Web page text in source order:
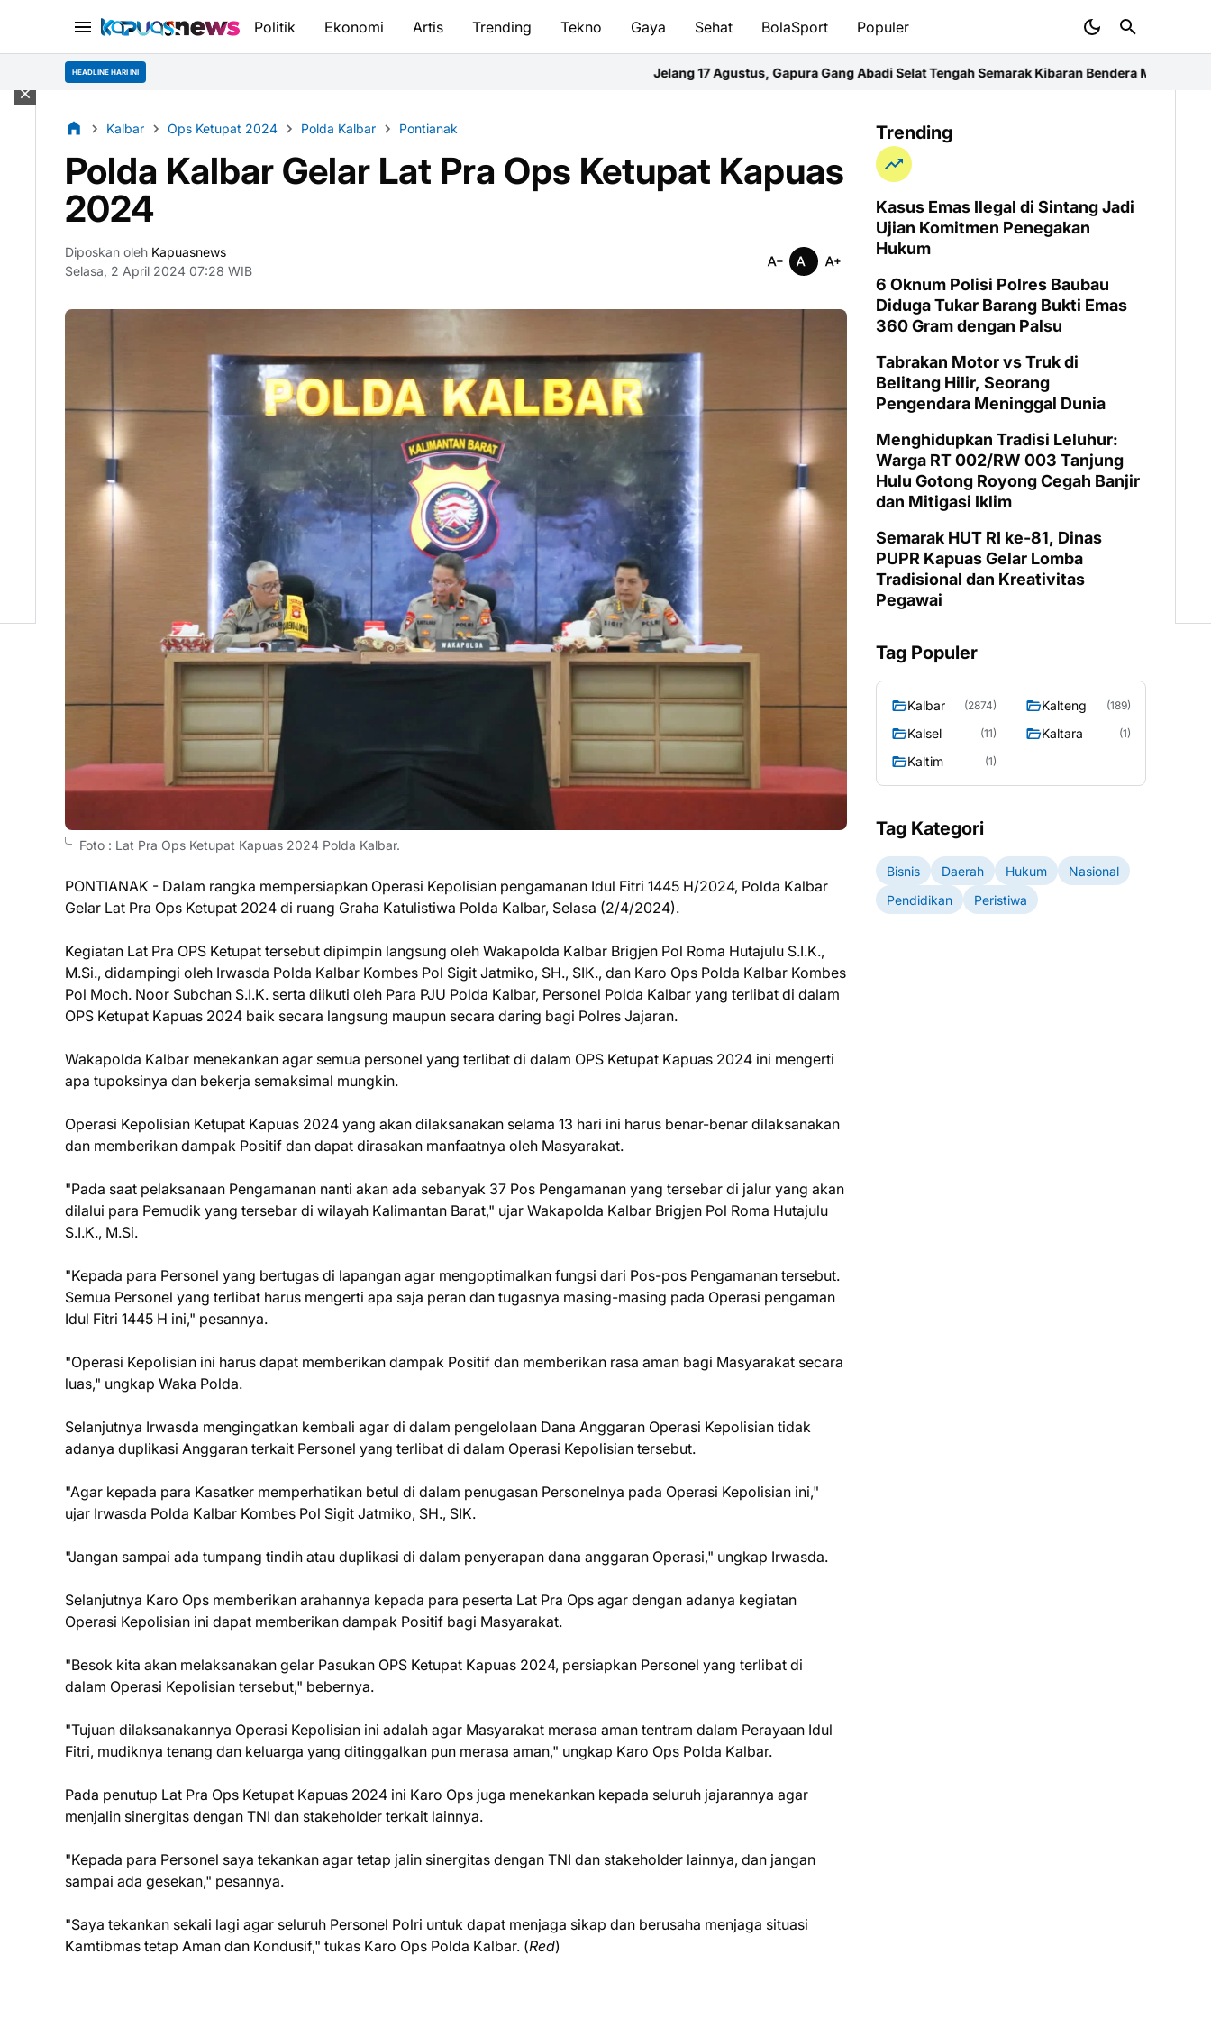
Politik Ekonomi Artis Trending Tekno Gaya Sehat BolaSport Populer
HEADLINE HARI INI Jelang 17 Agustus, Gapura Gang Abadi Selat Tengah Semarak Kibaran Bendera Merah PutihPolsek Kubu Raya
Kalbar Ops Ketupat 2024 Polda Kalbar Pontianak
Polda Kalbar Gelar Lat Pra Ops Ketupat Kapuas
2024
Diposkan oleh Kapuasnews
Selasa, 2 April 2024 07:28 WIB
Foto : Lat Pra Ops Ketupat Kapuas 2024 Polda Kalbar.
PONTIANAK - Dalam rangka mempersiapkan Operasi Kepolisian pengamanan Idul Fitri 1445 H/2024, Polda Kalbar
Gelar Lat Pra Ops Ketupat 2024 di ruang Graha Katulistiwa Polda Kalbar, Selasa (2/4/2024).
Kegiatan Lat Pra OPS Ketupat tersebut dipimpin langsung oleh Wakapolda Kalbar Brigjen Pol Roma Hutajulu S.I.K.,
M.Si., didampingi oleh Irwasda Polda Kalbar Kombes Pol Sigit Jatmiko, SH., SIK., dan Karo Ops Polda Kalbar Kombes
Pol Moch. Noor Subchan S.I.K. serta diikuti oleh Para PJU Polda Kalbar, Personel Polda Kalbar yang terlibat di dalam
OPS Ketupat Kapuas 2024 baik secara langsung maupun secara daring bagi Polres Jajaran.
Wakapolda Kalbar menekankan agar semua personel yang terlibat di dalam OPS Ketupat Kapuas 2024 ini mengerti
apa tupoksinya dan bekerja semaksimal mungkin.
Operasi Kepolisian Ketupat Kapuas 2024 yang akan dilaksanakan selama 13 hari ini harus benar-benar dilaksanakan
dan memberikan dampak Positif dan dapat dirasakan manfaatnya oleh Masyarakat.
"Pada saat pelaksanaan Pengamanan nanti akan ada sebanyak 37 Pos Pengamanan yang tersebar di jalur yang akan
dilalui para Pemudik yang tersebar di wilayah Kalimantan Barat," ujar Wakapolda Kalbar Brigjen Pol Roma Hutajulu
S.I.K., M.Si.
"Kepada para Personel yang bertugas di lapangan agar mengoptimalkan fungsi dari Pos-pos Pengamanan tersebut.
Semua Personel yang terlibat harus mengerti apa saja peran dan tugasnya masing-masing pada Operasi pengaman
Idul Fitri 1445 H ini," pesannya.
"Operasi Kepolisian ini harus dapat memberikan dampak Positif dan memberikan rasa aman bagi Masyarakat secara
luas," ungkap Waka Polda.
Selanjutnya Irwasda mengingatkan kembali agar di dalam pengelolaan Dana Anggaran Operasi Kepolisian tidak
adanya duplikasi Anggaran terkait Personel yang terlibat di dalam Operasi Kepolisian tersebut.
"Agar kepada para Kasatker memperhatikan betul di dalam penugasan Personelnya pada Operasi Kepolisian ini,"
ujar Irwasda Polda Kalbar Kombes Pol Sigit Jatmiko, SH., SIK.
"Jangan sampai ada tumpang tindih atau duplikasi di dalam penyerapan dana anggaran Operasi," ungkap Irwasda.
Selanjutnya Karo Ops memberikan arahannya kepada para peserta Lat Pra Ops agar dengan adanya kegiatan
Operasi Kepolisian ini dapat memberikan dampak Positif bagi Masyarakat.
"Besok kita akan melaksanakan gelar Pasukan OPS Ketupat Kapuas 2024, persiapkan Personel yang terlibat di
dalam Operasi Kepolisian tersebut," bebernya.
"Tujuan dilaksanakannya Operasi Kepolisian ini adalah agar Masyarakat merasa aman tentram dalam Perayaan Idul
Fitri, mudiknya tenang dan keluarga yang ditinggalkan pun merasa aman," ungkap Karo Ops Polda Kalbar.
Pada penutup Lat Pra Ops Ketupat Kapuas 2024 ini Karo Ops juga menekankan kepada seluruh jajarannya agar
menjalin sinergitas dengan TNI dan stakeholder terkait lainnya.
"Kepada para Personel saya tekankan agar tetap jalin sinergitas dengan TNI dan stakeholder lainnya, dan jangan
sampai ada gesekan," pesannya.
"Saya tekankan sekali lagi agar seluruh Personel Polri untuk dapat menjaga sikap dan berusaha menjaga situasi
Kamtibmas tetap Aman dan Kondusif," tukas Karo Ops Polda Kalbar. (Red)
Trending
Kasus Emas Ilegal di Sintang Jadi
Ujian Komitmen Penegakan
Hukum
6 Oknum Polisi Polres Baubau
Diduga Tukar Barang Bukti Emas
360 Gram dengan Palsu
Tabrakan Motor vs Truk di
Belitang Hilir, Seorang
Pengendara Meninggal Dunia
Menghidupkan Tradisi Leluhur:
Warga RT 002/RW 003 Tanjung
Hulu Gotong Royong Cegah Banjir
dan Mitigasi Iklim
Semarak HUT RI ke-81, Dinas
PUPR Kapuas Gelar Lomba
Tradisional dan Kreativitas
Pegawai
Tag Populer
Kalbar (2874) Kalteng (189)
Kalsel (11) Kaltara (1)
Kaltim (1)
Tag Kategori
Bisnis Daerah Hukum
Nasional
Pendidikan
Peristiwa